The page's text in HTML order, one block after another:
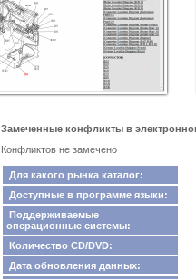
Замеченные конфликты в
Конфликтов не замечено
Для какого рынка каталог:
Доступные в программе языки:
Поддерживаемые
операционные системы:
Количество CD/DVD:
Дата обновления данных: